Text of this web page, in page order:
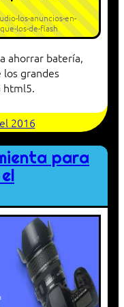
los-anuncios-en-
los-de-flash
ahorrar batería,
los grandes
html5.
2016
para